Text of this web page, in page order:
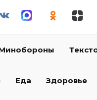
Еда Здоровье